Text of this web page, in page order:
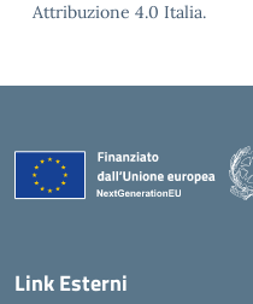
Attribuzione 4.0 Italia.
Link Esterni